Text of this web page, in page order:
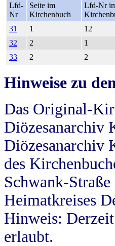
Lfd-
Nr
Seite im
Kirchenbuch
Lfd-Nr
31
1 12
32
2 1
33
2 2
Hinweise zu
Das Original-
Diözesanarchiv
Diözesanarchiv
des
Schwank-
Heimatkreises
Hinweis:
erlaubt.